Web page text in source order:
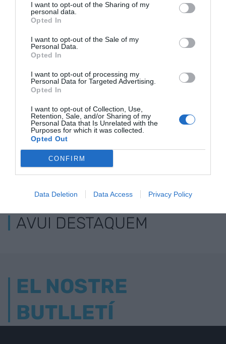
I want to opt-out of the Sharing of my
personal data.
Opted In
I want to opt-out of the Sale of my
Personal Data.
Opted In
I want to opt-out of processing my
Personal Data for Targeted Advertising.
Opted In
I want to opt-out of Collection, Use,
Retention, Sale, and/or Sharing of my
Personal Data that Is Unrelated with the
Purposes for which it was collected.
Opted Out
CONFIRM
Data Deletion Data Access Privacy Policy
El RACC reclama
la velocitat dels
busos de Barcelona
una assegurança
elèctrics
seva
AVUI DESTAQUEM
EL NOSTRE
BUTLLETÍ